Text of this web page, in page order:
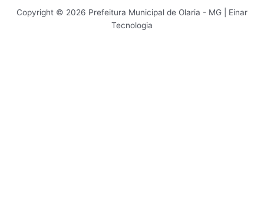
Copyright © 2026 Prefeitura Municipal de Olaria - MG | Einar
Tecnologia